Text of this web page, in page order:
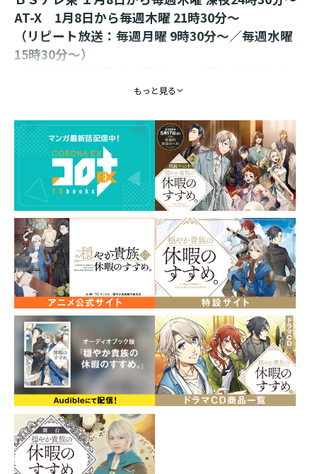
AT-X 1月8日から毎週木曜 21時30分～
（リピート放送：毎週月曜 9時30分～／毎週水曜
15時30分～）
3つのプレートを組み立てて飾れるアクリルスタンドで
す。
サイズ：約W90×H210mm ※プレートの状態でのサイ
ズ
素材：アクリル
販売元 ：ゼロジーアクト株式会社
製造元 ： ゼロジーアクト株式会社
もっと見る